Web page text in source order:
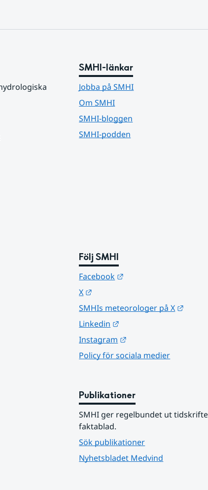
SMHI-länkar
Jobba på SMHI
Om SMHI
SMHI-bloggen
SMHI-podden
Följ SMHI
Facebook
X
SMHIs meteorologer på X
Linkedin
Instagram
Policy för sociala medier
Publikationer
SMHI ger regelbundet ut
faktablad.
Sök publikationer
Nyhetsbladet Medvind